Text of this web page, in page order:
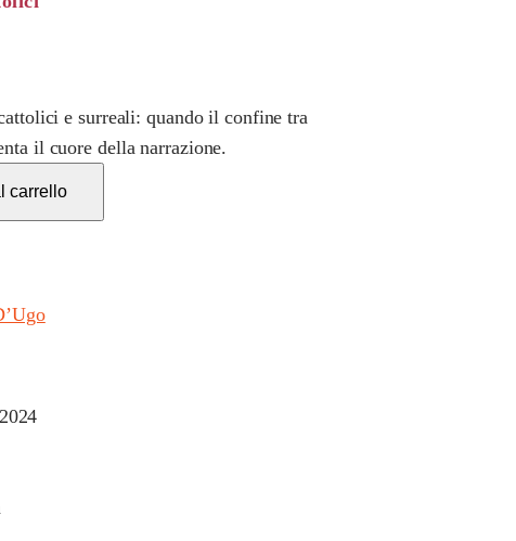
e surreali: quando il confine tra
il cuore della narrazione.
carrello
2024